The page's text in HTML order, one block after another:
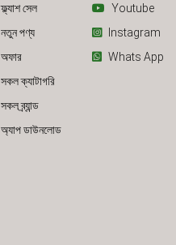
ফ্ল্যাশ সেল
নতুন পণ্য
অফার
সকল ক্যাটাগরি
সকল ব্র্যান্ড
অ্যাপ ডাউনলোড
Youtube
Instagram
Whats App